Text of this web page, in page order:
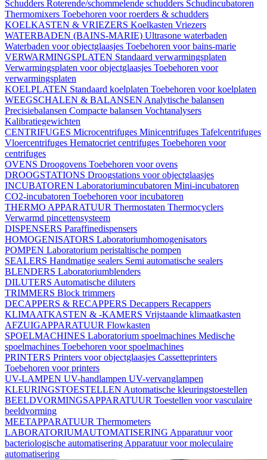
Schudders Roterende/schommelende schudders Schudincubatoren
Thermomixers Toebehoren voor roerders & schudders
KOELKASTEN & VRIEZERS Koelkasten Vriezers
WATERBADEN (BAINS-MARIE) Ultrasone waterbaden
Waterbaden voor objectglaasjes Toebehoren voor bains-marie
VERWARMINGSPLATEN Standaard verwarmingsplaten
Verwarmingsplaten voor objectglaasjes Toebehoren voor
verwarmingsplaten
KOELPLATEN Standaard koelplaten Toebehoren voor koelplaten
WEEGSCHALEN & BALANSEN Analytische balansen
Precisiebalansen Compacte balansen Vochtanalysers
Kalibratiegewichten
CENTRIFUGES Microcentrifuges Minicentrifuges Tafelcentrifuges
Vloercentrifuges Hematocriet centrifuges Toebehoren voor
centrifuges
OVENS Droogovens Toebehoren voor ovens
DROOGSTATIONS Droogstations voor objectglaasjes
INCUBATOREN Laboratoriumincubatoren Mini-incubatoren
CO2-incubatoren Toebehoren voor incubatoren
THERMO APPARATUUR Thermostaten Thermocyclers
Verwarmd pincettensysteem
DISPENSERS Paraffinedispensers
HOMOGENISATORS Laboratoriumhomogenisators
POMPEN Laboratorium peristaltische pompen
SEALERS Handmatige sealers Semi automatische sealers
BLENDERS Laboratoriumblenders
DILUTERS Automatische diluters
TRIMMERS Block trimmers
DECAPPERS & RECAPPERS Decappers Recappers
KLIMAATKASTEN & -KAMERS Vrijstaande klimaatkasten
AFZUIGAPPARATUUR Flowkasten
SPOELMACHINES Laboratorium spoelmachines Medische
spoelmachines Toebehoren voor spoelmachines
PRINTERS Printers voor objectglaasjes Cassetteprinters
Toebehoren voor printers
UV-LAMPEN UV-handlampen UV-vervanglampen
KLEURINGSTOESTELLEN Automatische kleuringstoestellen
BEELDVORMINGSAPPARATUUR Toestellen voor vasculaire
beeldvorming
MEETAPPARATUUR Thermometers
LABORATORIUMAUTOMATISERING Apparatuur voor
bacteriologische automatisering Apparatuur voor moleculaire
automatisering